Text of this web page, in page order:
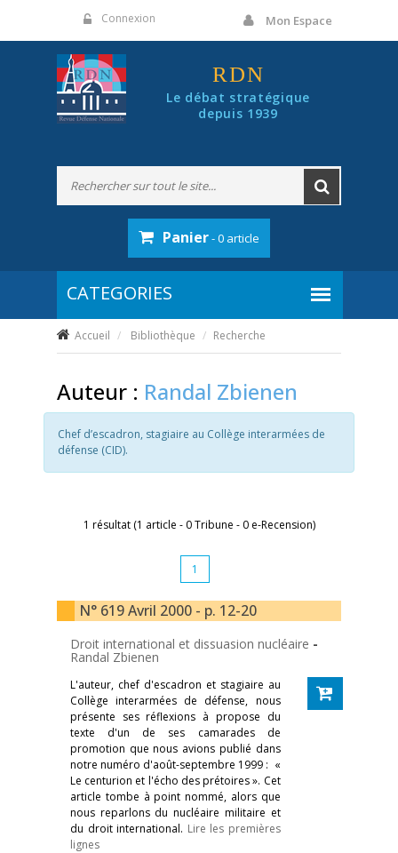
Connexion Mon Espace
RDN
Le débat stratégique
depuis 1939
Panier- 0 article
Accueil Bibliothèque Recherche
Auteur : Randal Zbienen
Chef d’escadron, stagiaire au Collège interarmées de
défense (CID).
1 résultat (1 article - 0 Tribune - 0 e-Recension)
1
N° 619 Avril 2000 - p. 12-20
Droit international et dissuasion nucléaire -
Randal Zbienen
L'auteur, chef d'escadron et stagiaire au
Collège interarmées de défense, nous
présente ses réflexions à propose du
texte d'un de ses camarades de
promotion que nous avions publié dans
notre numéro d'août-septembre 1999 : «
Le centurion et l'écho des prétoires ». Cet
article tombe à point nommé, alors que
nous reparlons du nucléaire militaire et
du droit international. Lire les premières
lignes